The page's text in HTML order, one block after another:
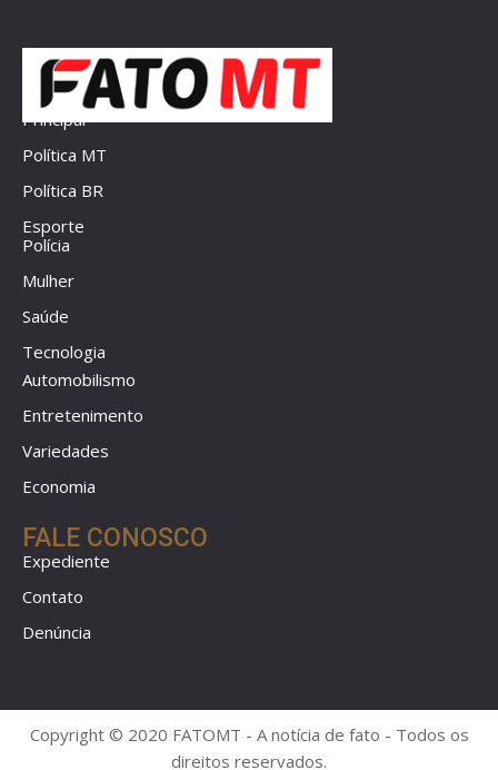
Principal
Política MT
Política BR
Esporte
Polícia
Mulher
Saúde
Tecnologia
Automobilismo
Entretenimento
Variedades
Economia
FALE CONOSCO
Expediente
Contato
Denúncia
Copyright © 2020 FATOMT - A notícia de fato - Todos os
direitos reservados.